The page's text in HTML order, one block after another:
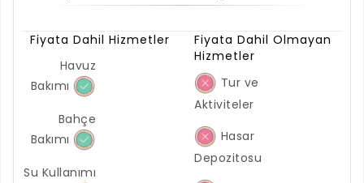
Fiyata Dahil Hizmetler
Havuz
Bakımı
Bahçe
Bakımı
Su Kullanımı
Fiyata Dahil Olmayan
Hizmetler
Tur ve
Aktiviteler
Hasar
Depozitosu